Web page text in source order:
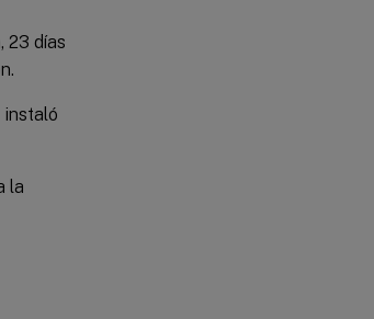
23 días
instaló
la